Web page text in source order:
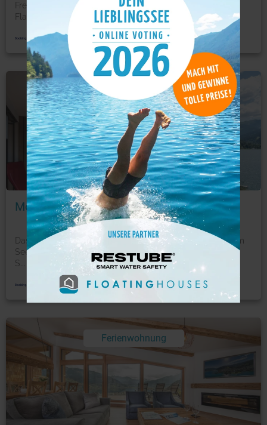
Freuen Sie sich auf Annehmlichkeiten wie einen
Flachbild
mehr
Ferienwohnung
Foto: © booking.com
Mountain and Lake Twenty Two
Das Mountain and Lake Twenty Two begrüßt Sie in Zell am
See, 700 m vom Casino Zell am See und 2,5 km von der
S
Ferienwohnung